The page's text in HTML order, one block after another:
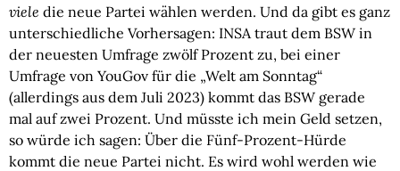
viele die neue Partei wählen werden. Und da gibt es ganz
unterschiedliche Vorhersagen: INSA traut dem BSW in
der neuesten Umfrage zwölf Prozent zu, bei einer
Umfrage von YouGov für die „Welt am Sonntag“
(allerdings aus dem Juli 2023) kommt das BSW gerade
mal auf zwei Prozent. Und müsste ich mein Geld setzen,
so würde ich sagen: Über die Fünf-Prozent-Hürde
kommt die neue Partei nicht. Es wird wohl werden wie